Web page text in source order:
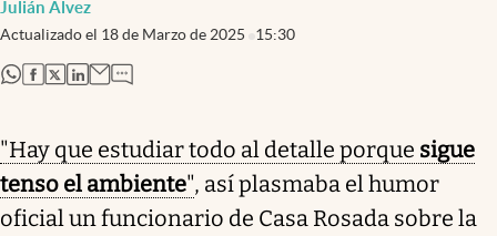
Julián Alvez
Actualizado el 18 de Marzo de 2025 15:30
abre en nueva pestaña
abre en nueva pestaña
abre en nueva pestaña
abre en nueva pestaña
"Hay que estudiar todo al detalle porque sigue
tenso el ambiente", así plasmaba el humor
oficial un funcionario de Casa Rosada sobre la